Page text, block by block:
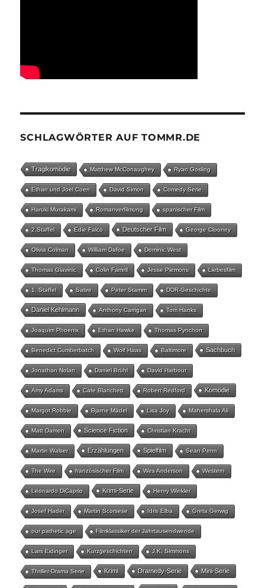
SCHLAGWÖRTER AUF TOMMR.DE
Tragikomödie Matthew McConaughey Ryan Gosling
Ethan und Joel Coen David Simon Comedy-Serie
Haruki Murakami Romanverfilmung spanischer Film
2.Staffel Edie Falco Deutscher Film George Clooney
Olivia Colman William Dafoe Dominic West
Thomas Glavinic Colin Farrell Jesse Plemons Liebesfilm
1. Staffel Satire Peter Stamm DDR-Geschichte
Daniel Kehlmann Anthony Carrigan Tom Hanks
Joaquim Phoenix Ethan Hawke Thomas Pynchon
Benedict Cumberbatch Wolf Haas Baltimore Sachbuch
Jonathan Nolan Daniel Brühl David Harbour
Amy Adams Cate Blanchett Robert Redford Komödie
Margot Robbie Bjarne Mädel Lisa Joy Mahershala Ali
Matt Damon Science Fiction Christian Kracht
Martin Walser Erzählungen Spielfilm Sean Penn
The Wire französischer Film Wes Anderson Western
Leonardo DiCaprio Krimi-Serie Henry Winkler
Josef Hader Martin Scorsese Idris Elba Greta Gerwig
our pathetic age Filmklassiker der Jahrtausendwende
Lars Eidinger Kurzgeschichten J.K. Simmons
Thriller-Drama Serie Krimi Dramedy-Serie Mini-Serie